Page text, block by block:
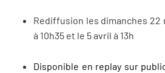
Rediffusion les dimanches 22
à 10h35 et le 5 avril à 13h
Disponible en replay sur